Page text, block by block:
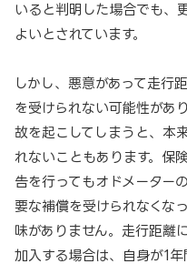
いると判明した場合でも、
よいとされています。
しかし、悪意があって走行
を受けられない可能性があ
故を起こしてしまうと、本
れないこともあります。保
告を行ってもオドメーター
要な補償を受けられなくな
味がありません。走行距離
加入する場合は、自身が1